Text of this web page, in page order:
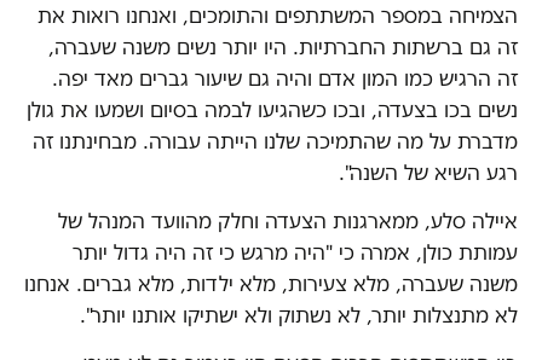
הצמיחה במספר המשתתפים והתומכים, ואנחנו רואות את
זה גם ברשתות החברתיות. היו יותר נשים משנה שעברה,
זה הרגיש כמו המון אדם והיה גם שיעור גברים מאד יפה.
נשים בכו בצעדה, ובכו כשהגיעו לבמה בסיום ושמעו את גולן
מדברת על מה שהתמיכה שלנו הייתה עבורה. מבחינתנו זה
רגע השיא של השנה".
איילה סלע, ממארגנות הצעדה וחלק מהוועד המנהל של
עמותת כולן, אמרה כי "היה מרגש כי זה היה גדול יותר
משנה שעברה, מלא צעירות, מלא ילדות, מלא גברים. אנחנו
לא מתנצלות יותר, לא נשתוק ולא ישתיקו אותנו יותר".